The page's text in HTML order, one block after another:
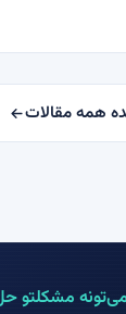
تفاوتی با لینوکس
همه مقالات
مشکلتو